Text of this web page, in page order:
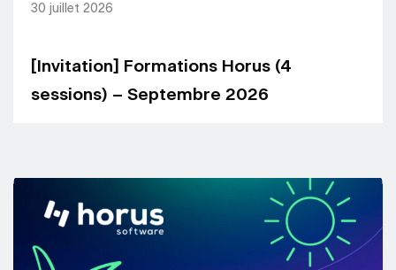
[Invitation] Formations Horus (4
sessions) – Septembre 2026
30 juillet 2026